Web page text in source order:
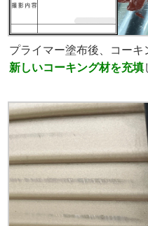
プライマー塗布後、コー
新しいコーキング材を充填